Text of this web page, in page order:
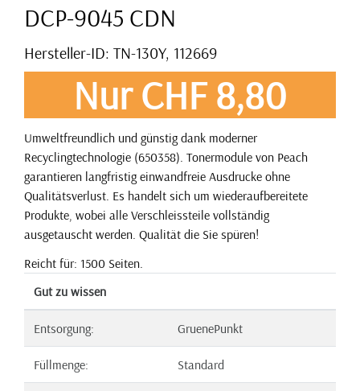
DCP-9045 CDN
Hersteller-ID: TN-130Y, 112669
Nur CHF 8,80
Umweltfreundlich und günstig dank moderner
Recyclingtechnologie (650358). Tonermodule von Peach
garantieren langfristig einwandfreie Ausdrucke ohne
Qualitätsverlust. Es handelt sich um wiederaufbereitete
Produkte, wobei alle Verschleissteile vollständig
ausgetauscht werden. Qualität die Sie spüren!
Reicht für: 1500 Seiten.
Gut zu wissen
Entsorgung: GruenePunkt
Füllmenge: Standard